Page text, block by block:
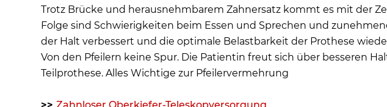
Trotz Brücke und herausnehmbarem Zahnersatz kommt es mit der
Folge sind Schwierigkeiten beim Essen und Sprechen und
der Halt verbessert und die optimale Belastbarkeit der Prothese
Von den Pfeilern keine Spur. Die Patientin freut sich über besseren
Teilprothese. Alles Wichtige zur Pfeilervermehrung